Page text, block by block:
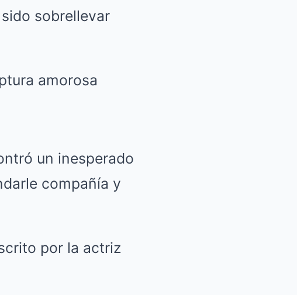
sobrellevar
un inesperado
compañía y
por la actriz